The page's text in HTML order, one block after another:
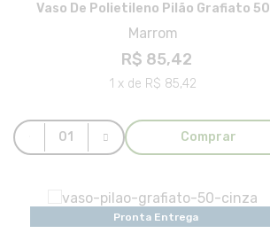
Vaso De Polietileno Pilão Grafiato 50
Marrom
R$ 85,42
1 x de R$ 85,42
Comprar
Pronta Entrega